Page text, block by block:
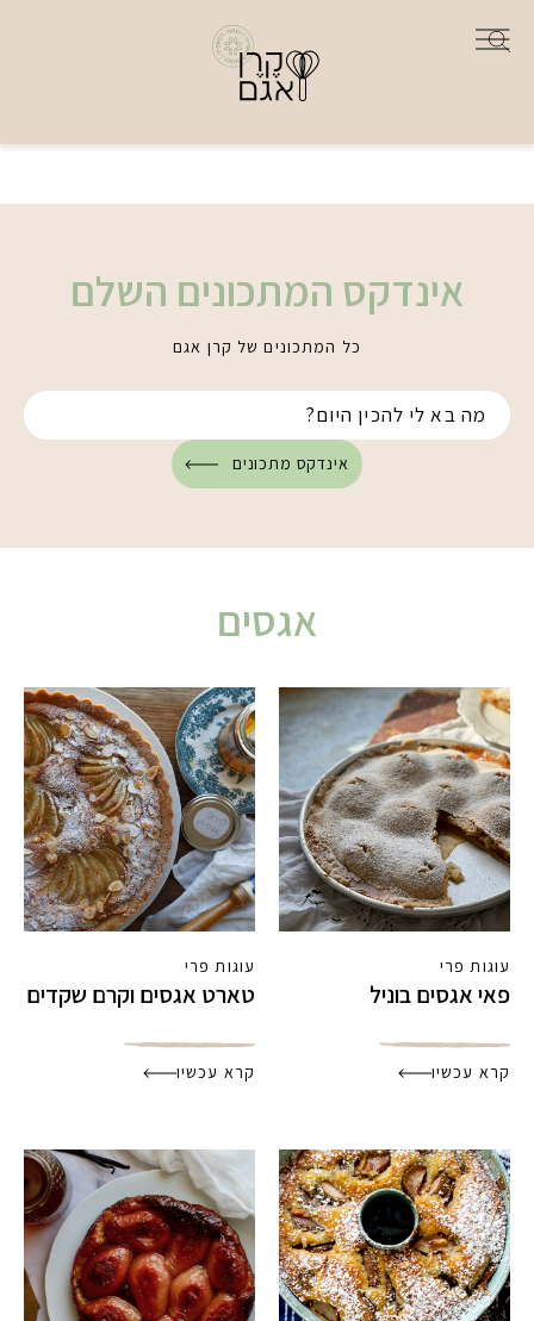
אינדקס המתכונים השלם
כל המתכונים של קרן אגם
אינדקס מתכונים
אגסים
עוגות פרי
פאי אגסים בוניל
קרא עכשיו
עוגות פרי
טארט אגסים וקרם שקדים
קרא עכשיו